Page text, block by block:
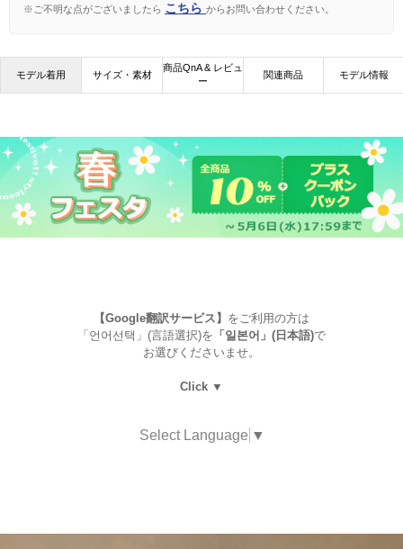
※ご不明な点がございましたら こちら からお問い合わせください。
モデル着用 サイズ・素材
商品QnA & レビュ
ー
関連商品 モデル情報
【Google翻訳サービス】 をご利用の方は
「언어선택」(言語選択)を 「일본어」(日本語)で
お選びくださいませ。
Click ▼
Select Language ▼